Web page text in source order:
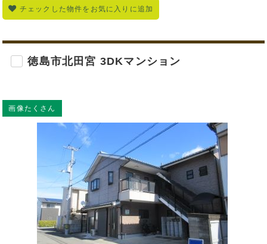
チェックした物件をお気に入りに追加
徳島市北田宮 3DKマンション
画像たくさん